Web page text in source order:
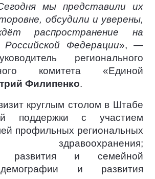
мы представили их
обсудили и уверены,
распространение на
Федерации», —
регионального
комитета «Единой
Филипенко.
круглым столом в Штабе
поддержки с участием
профильных региональных
здравоохранения;
развития и семейной
и развития